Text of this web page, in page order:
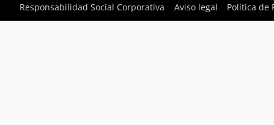
Responsabilidad Social Corporativa Aviso legal Política de